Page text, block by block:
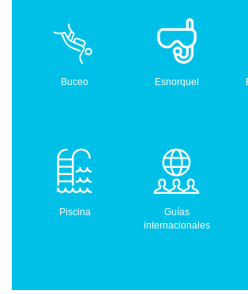
Buceo Esnorquel
Piscina
Guías
internacionales